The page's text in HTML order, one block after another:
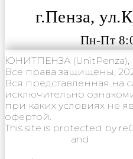
г.Пенза,
Пн-Пт
ЮНИТПЕНЗА (UnitPenza),
Все права защищены,
Вся представленная на
исключительно
при каких условиях не
офертой.
This site is protected by
and